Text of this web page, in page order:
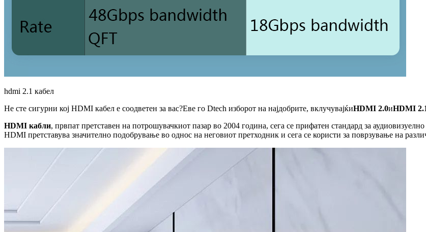
hdmi 2.1 кабел
Не сте сигурни кој HDMI кабел е соодветен за вас?Еве го Dtech изборот на најдобрите, вклучувајќиHDMI 2.0иHDMI
HDMI кабли, првпат претставен на потрошувачкиот пазар во 2004 година, сега се прифатен стандард за
HDMI претставува значително подобрување во однос на неговиот претходник и сега се користи за поврзување на